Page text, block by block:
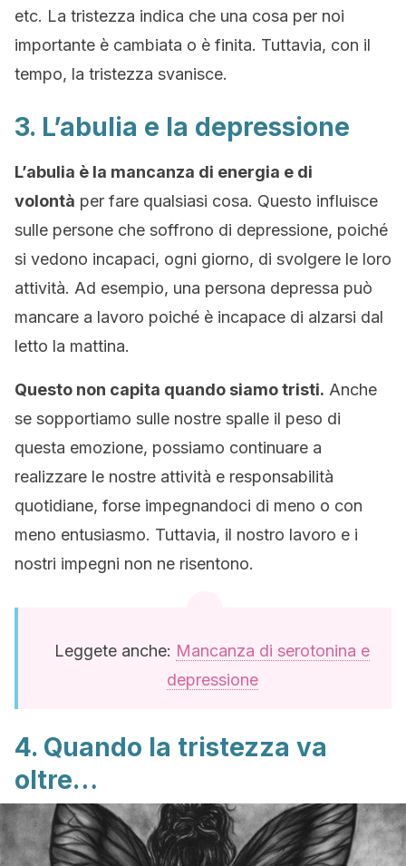
etc. La tristezza indica che una cosa per noi
importante è cambiata o è finita. Tuttavia, con il
tempo, la tristezza svanisce.
3. L’abulia e la depressione
L’abulia è la mancanza di energia e di
volontà per fare qualsiasi cosa. Questo influisce
sulle persone che soffrono di depressione, poiché
si vedono incapaci, ogni giorno, di svolgere le loro
attività. Ad esempio, una persona depressa può
mancare a lavoro poiché è incapace di alzarsi dal
letto la mattina.
Questo non capita quando siamo tristi. Anche
se sopportiamo sulle nostre spalle il peso di
questa emozione, possiamo continuare a
realizzare le nostre attività e responsabilità
quotidiane, forse impegnandoci di meno o con
meno entusiasmo. Tuttavia, il nostro lavoro e i
nostri impegni non ne risentono.
Leggete anche: Mancanza di serotonina e
depressione
4. Quando la tristezza va
oltre…